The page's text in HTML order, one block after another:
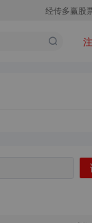
经传多赢股